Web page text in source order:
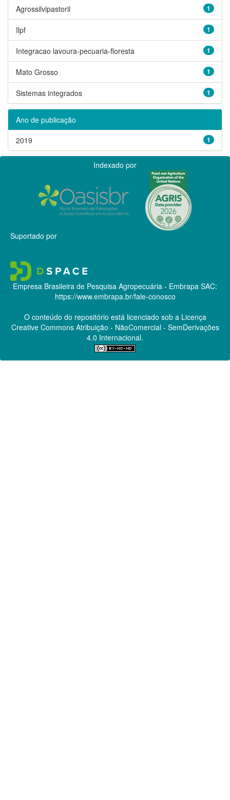
1
Agrossilvipastoril
1
Ilpf
1
Integracao lavoura-pecuaria-floresta
1
Mato Grosso
1
Sistemas integrados
Ano de publicação
1
2019
Indexado por
Suportado por
Empresa Brasileira de Pesquisa Agropecuária - Embrapa SAC:
https://www.embrapa.br/fale-conosco
O conteúdo do repositório está licenciado sob a Licença
Creative CommonsAtribuição - NãoComercial - SemDerivações
4.0 Internacional.